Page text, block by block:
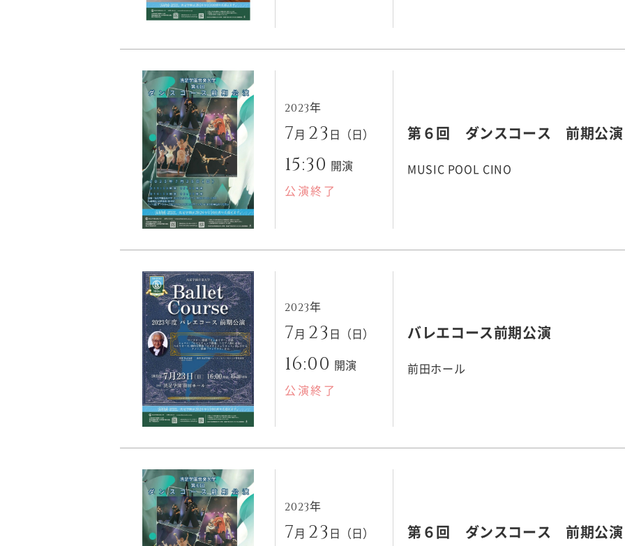
2023年
7月 23 日（日）
15:30 開演
公演終了
第６回 ダンスコース 前期公演
MUSIC POOL CINO
2023年
7月 23 日（日）
16:00 開演
公演終了
バレエコース前期公演
前田ホール
2023年
7月 23 日（日） 第６回 ダンスコース 前期公演